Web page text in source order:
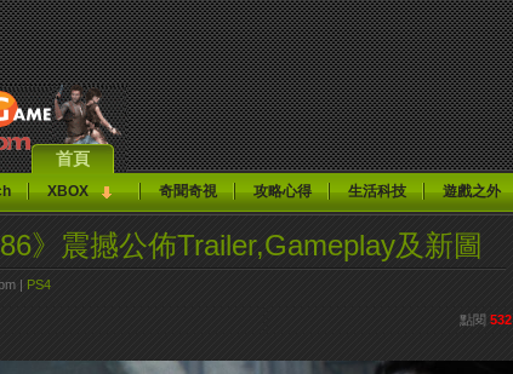
首頁
XBOX 奇聞奇視 攻略心得 生活科技 遊戲之外
》震撼公佈Trailer,Gameplay及新圖
| PS4
點閱 532